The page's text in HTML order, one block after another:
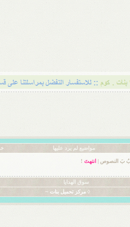
مواضيع لم يرد عليها
بَ النصوص | انتهتَ !
سوق الهدايا
◊ مركز تحميل بنات ~